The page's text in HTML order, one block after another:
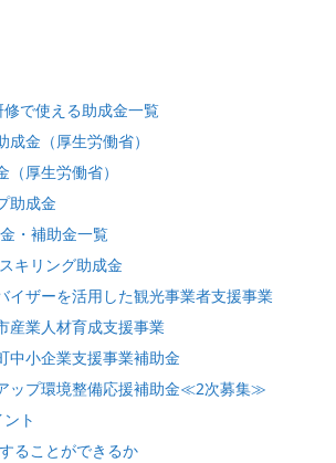
で使える助成金一覧
金（厚生労働省）
厚生労働省）
助成金
・補助金一覧
キリング助成金
イザーを活用した観光事業者支援事業
産業人材育成支援事業
中小企業支援事業補助金
ップ環境整備応援補助金≪2次募集≫
ト
ることができるか